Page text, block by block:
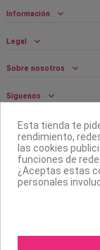
Información
Legal
Sobre nosotros
Síguenos
Boletín
Esta tienda te
rendimiento,
las cookies
funciones de
¿Aceptas estas
personales